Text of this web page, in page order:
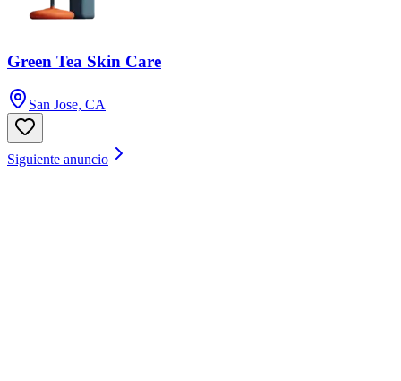
Green Tea Skin Care
San Jose, CA
Siguiente anuncio